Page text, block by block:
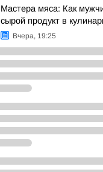
Мастера мяса: Как
сырой продукт в
Вчера, 19:25